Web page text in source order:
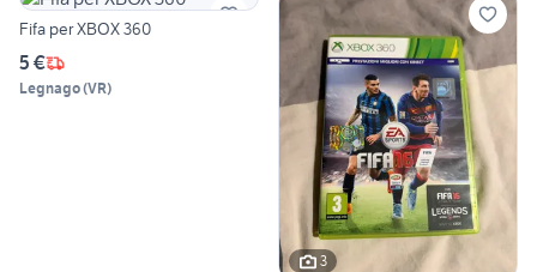
Fifa per XBOX 360
5 €
Legnago(VR)
3